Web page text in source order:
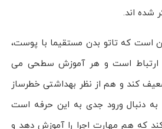
شده اند.
است که تاتو بدن مستقیما با پوست،
ارتباط است و هر آموزش سطحی می
کند و هم از نظر بهداشتی خطرساز
به دنبال ورود جدی به این حرفه است
کند که هم مهارت اجرا را آموزش دهد و